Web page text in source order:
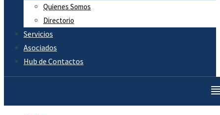
Quienes Somos
Directorio
Servicios
Asociados
Hub de Contactos